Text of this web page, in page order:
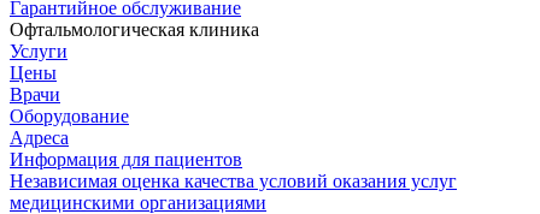
Гарантийное обслуживание
Офтальмологическая клиника
Услуги
Цены
Врачи
Оборудование
Адреса
Информация для пациентов
Независимая оценка качества условий оказания услуг
медицинскими организациями